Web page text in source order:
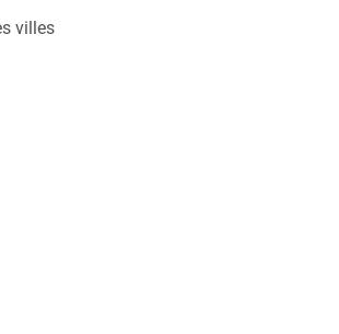
villes